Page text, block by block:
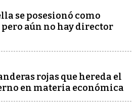
se posesionó como
aún no hay director
rojas que hereda el
en materia económica